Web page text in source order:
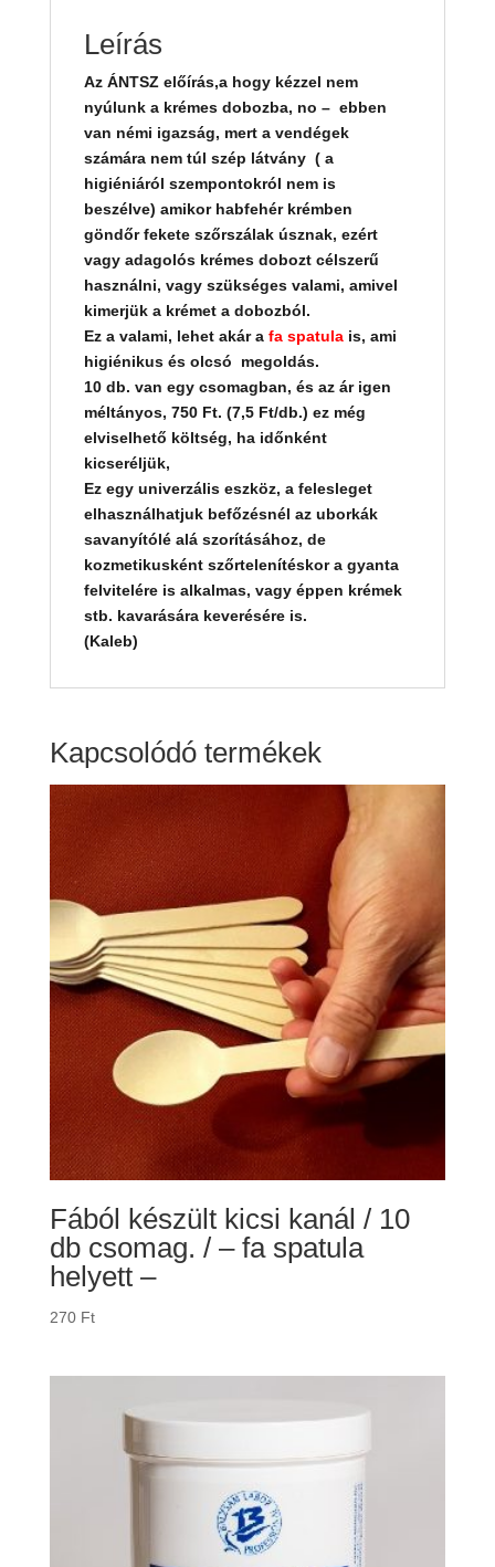
Leírás
Az ÁNTSZ előírás,a hogy kézzel nem
nyúlunk a krémes dobozba, no – ebben
van némi igazság, mert a vendégek
számára nem túl szép látvány ( a
higiéniáról szempontokról nem is
beszélve) amikor habfehér krémben
göndőr fekete szőrszálak úsznak, ezért
vagy adagolós krémes dobozt célszerű
használni, vagy szükséges valami, amivel
kimerjük a krémet a dobozból.
Ez a valami, lehet akár a fa spatulais, ami
higiénikus és olcsó megoldás.
10 db. van egy csomagban, és az ár igen
méltányos, 750 Ft. (7,5 Ft/db.) ez még
elviselhető költség, ha időnként
kicseréljük,
Ez egy univerzális eszköz, a felesleget
elhasználhatjuk befőzésnél az uborkák
savanyítólé alá szorításához, de
kozmetikusként szőrtelenítéskor a gyanta
felvitelére is alkalmas, vagy éppen krémek
stb. kavarására keverésére is.
(Kaleb)
Kapcsolódó termékek
Fából készült kicsi kanál / 10
db csomag. / – fa spatula
helyett –
270 Ft